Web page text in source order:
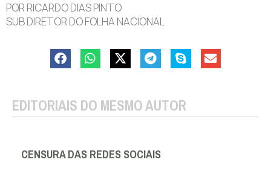
POR RICARDO DIAS PINTO
SUB DIRETOR DO FOLHA NACIONAL
EDITORIAIS DO MESMO AUTOR
CENSURA DAS REDES SOCIAIS